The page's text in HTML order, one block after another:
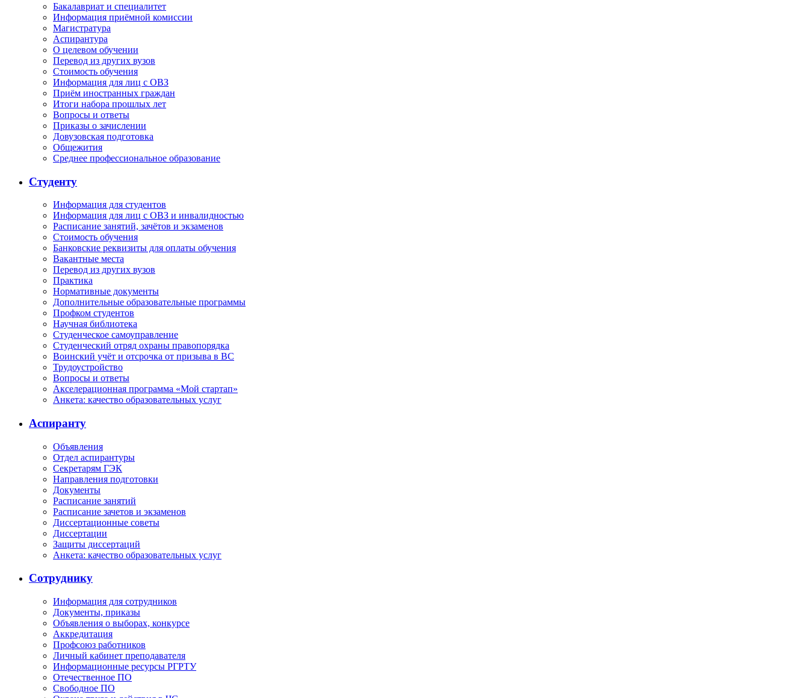
Бакалавриат и специалитет
Информация приёмной комиссии
Магистратура
Аспирантура
О целевом обучении
Перевод из других вузов
Стоимость обучения
Информация для лиц с ОВЗ
Приём иностранных граждан
Итоги набора прошлых лет
Вопросы и ответы
Приказы о зачислении
Довузовская подготовка
Общежития
Среднее профессиональное образование
Студенту
Информация для студентов
Информация для лиц с ОВЗ и инвалидностью
Расписание занятий, зачётов и экзаменов
Стоимость обучения
Банковские реквизиты для оплаты обучения
Вакантные места
Перевод из других вузов
Практика
Нормативные документы
Дополнительные образовательные программы
Профком студентов
Научная библиотека
Студенческое самоуправление
Студенческий отряд охраны правопорядка
Воинский учёт и отсрочка от призыва в ВС
Трудоустройство
Вопросы и ответы
Акселерационная программа «Мой стартап»
Анкета: качество образовательных услуг
Аспиранту
Объявления
Отдел аспирантуры
Секретарям ГЭК
Направления подготовки
Документы
Расписание занятий
Расписание зачетов и экзаменов
Диссертационные советы
Диссертации
Защиты диссертаций
Анкета: качество образовательных услуг
Сотруднику
Информация для сотрудников
Документы, приказы
Объявления о выборах, конкурсе
Аккредитация
Профсоюз работников
Личный кабинет преподавателя
Информационные ресурсы РГРТУ
Отечественное ПО
Свободное ПО